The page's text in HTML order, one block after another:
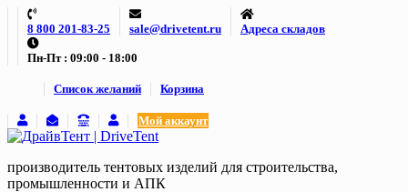
Skip
content
8 800 201-83-25 sale@drivetent.ru Адреса складов
Пн-Пт : 09:00 - 18:00
Список желаний Корзина
Мой аккаунт
производитель тентовых изделий для строительства,
промышленности и АПК